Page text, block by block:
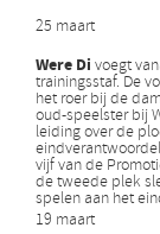
25 maart
Were Di voegt
trainingsstaf. De
het roer bij de
oud-speelster bij
leiding over de
vijf van de
de tweede plek
spelen aan het
19 maart